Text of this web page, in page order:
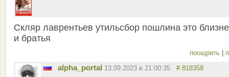
Скляр лаврентьев утильсбор пошлина это
и братья
поощрить
alpha_portal 13.09.2023 в 21:00:35 # 818358